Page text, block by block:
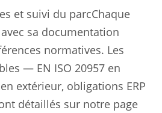
et suivi du parcChaque
sa documentation
normatives. Les
— EN ISO 20957 en
extérieur, obligations ERP
détaillés sur notre page